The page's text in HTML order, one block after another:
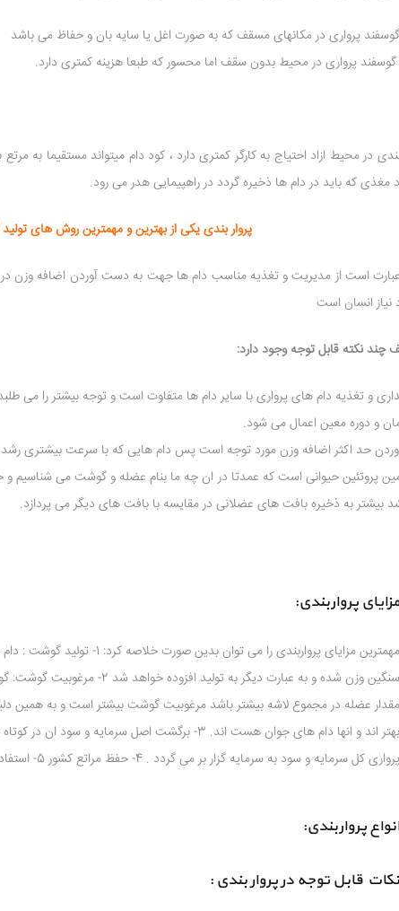
در محیط ازاد احتیاج به کارگر کمتری دارد ، کود دام میتواند مستقیما به
مغذی که باید در دام ها ذخیره گردد در راهپیمایی هدر می رود.
پروار بندی یکی از بهترین و مهمترین روش های
عبارت است از مدیریت و تغذیه مناسب دام ها جهت به دست آوردن اضافه وزن
نیاز انسان است
چند نکته قابل توجه وجود دارد:
پروتئین حیوانی است که عمدتا در ان چه ما بنام عضله و گوشت می شناسیم و
بیشتر به ذخیره بافت های عضلانی در مقایسه با بافت های دیگر می پردازد.
مزایای پرواربندی:
مهمترین مزایای پرواربندی را
سنگین وزن شده و به عبارت دیگر
مقدار عضله در مجموع لاشه بیشتر باشد مرغوبیت گوشت بیشتر است و به همین
پرواری کل سرمایه و سود به سرمایه گزار بر می گردد . 4- حفظ مراتع کشور 5- استفاده از محصولات جنبی 6- ایجاد اشتغال
انواع پرواربندی:
نکات قابل توجه در پروار بندی :